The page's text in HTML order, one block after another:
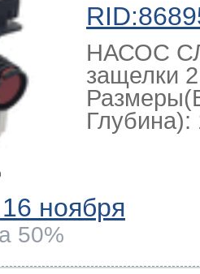
НАСОС
защелки
Глубина):
ноября
50%